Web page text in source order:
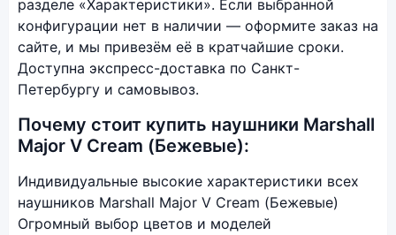
разделе «Характеристики». Если выбранной
конфигурации нет в наличии — оформите заказ на
сайте, и мы привезём её в кратчайшие сроки.
Доступна экспресс-доставка по Санкт-
Петербургу и самовывоз.
Почему стоит купить наушники Marshall
Major V Cream (Бежевые):
Индивидуальные высокие характеристики всех
наушников Marshall Major V Cream (Бежевые)
Огромный выбор цветов и моделей